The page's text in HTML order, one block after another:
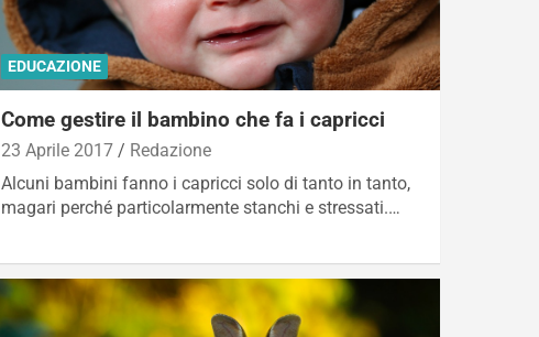
EDUCAZIONE
Come gestire il bambino che fa i capricci
23 Aprile 2017
Redazione
Alcuni bambini fanno i capricci solo di tanto in tanto,
magari perché particolarmente stanchi e stressati.…